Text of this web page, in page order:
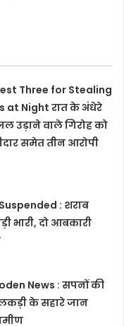
Three for Stealing
at Night रात के अंधेरे
उड़ाने वाले गिरोह को
समेत तीन आरोपी
: शराब
भारी, दो आबकारी
News : सपनों की
के सहारे जान